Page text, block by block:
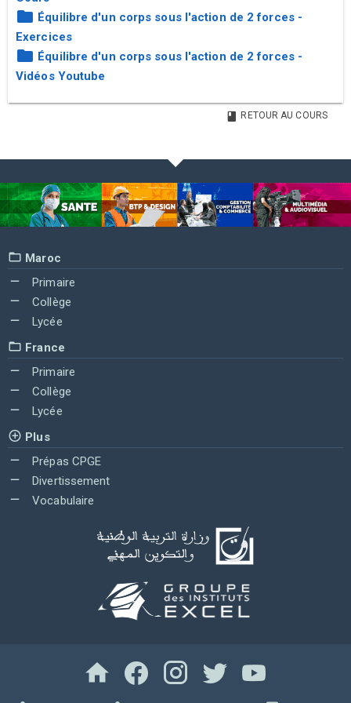
Équilibre d'un corps sous l'action de 2 forces -
Exercices
Équilibre d'un corps sous l'action de 2 forces -
Vidéos Youtube
RETOUR AU COURS
Maroc
Primaire
Collège
Lycée
France
Primaire
Collège
Lycée
Plus
Prépas CPGE
Divertissement
Vocabulaire